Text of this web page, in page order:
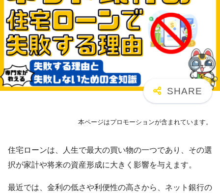
本ページはプロモーションが含まれています。
住宅ローンは、人生で最大の買い物の一つであり、その選
択が家計や将来の資産形成に大きく影響を与えます。
最近では、金利の低さや利便性の高さから、ネット銀行の